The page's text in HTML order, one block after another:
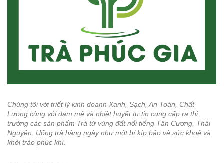
Chúng tôi với triết lý kinh doanh Xanh, Sạch, An Toàn, Chất
Lượng cùng với đam mê và nhiệt huyết tự tin cung cấp ra thị
trường các sản phẩm Trà từ vùng đất nổi tiếng Tân Cương, Thái
Nguyên. Uống trà hàng ngày như một bí kíp bảo vệ sức khoẻ và
khởi trào phúc khí.